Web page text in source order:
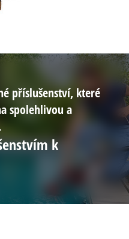
příslušenství, které
spolehlivou a
k